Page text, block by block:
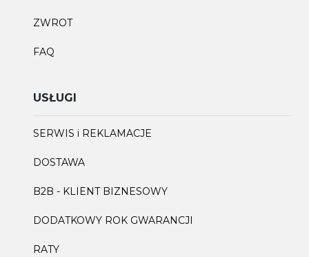
ZWROT
FAQ
USŁUGI
SERWIS i REKLAMACJE
DOSTAWA
B2B - KLIENT BIZNESOWY
DODATKOWY ROK GWARANCJI
RATY